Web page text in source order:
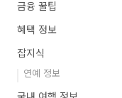
금융 꿀팁
혜택 정보
잡지식
연예 정보